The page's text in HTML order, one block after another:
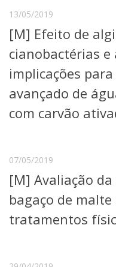
13/05/2019
[M] Efeito de
cianobactérias
implicações
avançado de
com carvão
07/05/2019
[M] Avaliação
bagaço de
tratamentos